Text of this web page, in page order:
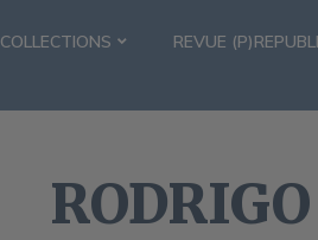
COLLECTIONS REVUE